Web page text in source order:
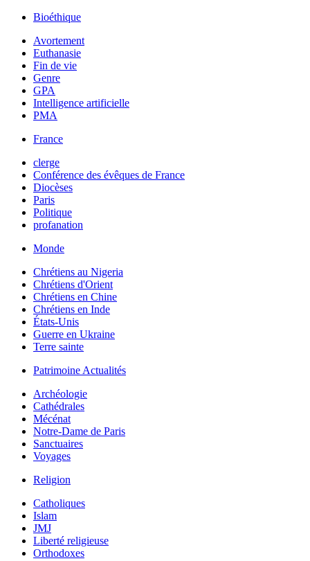
Bioéthique
Avortement
Euthanasie
Fin de vie
Genre
GPA
Intelligence artificielle
PMA
France
clerge
Conférence des évêques de France
Diocèses
Paris
Politique
profanation
Monde
Chrétiens au Nigeria
Chrétiens d'Orient
Chrétiens en Chine
Chrétiens en Inde
États-Unis
Guerre en Ukraine
Terre sainte
Patrimoine Actualités
Archéologie
Cathédrales
Mécénat
Notre-Dame de Paris
Sanctuaires
Voyages
Religion
Catholiques
Islam
JMJ
Liberté religieuse
Orthodoxes